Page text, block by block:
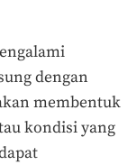
dengan
membentuk
kondisi yang